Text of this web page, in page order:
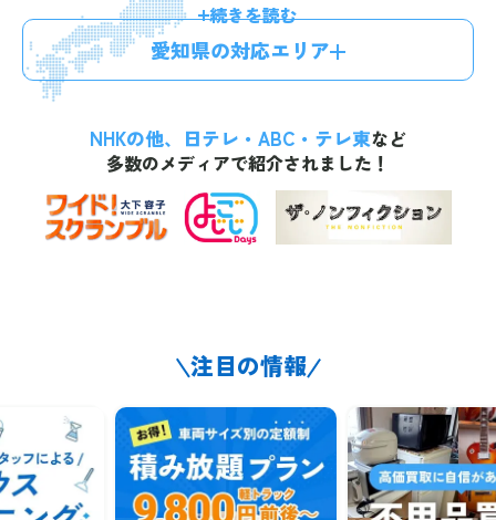
用品買取などのサービスもご提供。経験豊富なスタッフが迅速丁
寧に対応しますので、安心してお任せいただけます。お電話一本
で最短60分、無料のお見積りにお伺い。明確な料金体系で、お見
積り後の追加料金はございませんので、お気軽にお問い合わせく
続きを読む
愛知県の対応エリア
NHKの他、日テレ・ABC・テレ東など
多数のメディアで紹介されました！
注目の情報